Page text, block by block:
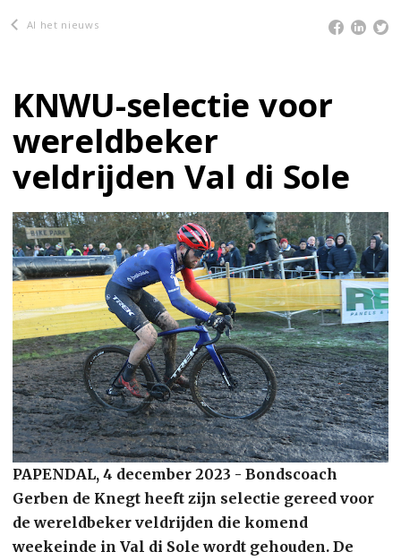
Al het nieuws
KNWU-selectie voor
wereldbeker
veldrijden Val di Sole
PAPENDAL, 4 december 2023 - Bondscoach
Gerben de Knegt heeft zijn selectie gereed voor
de wereldbeker veldrijden die komend
weekeinde in Val di Sole wordt gehouden. De